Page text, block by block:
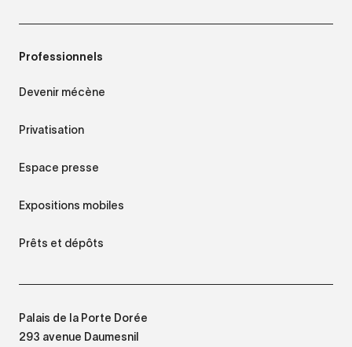
Professionnels
Devenir mécène
Privatisation
Espace presse
Expositions mobiles
Prêts et dépôts
Palais de la Porte Dorée
293 avenue Daumesnil